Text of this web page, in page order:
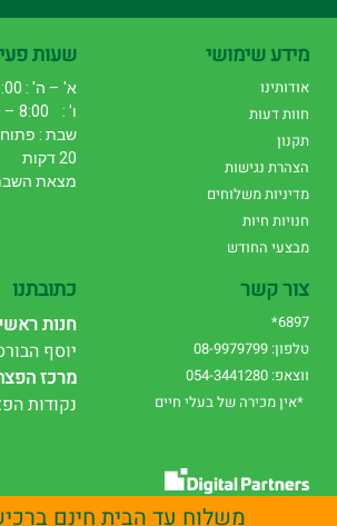
מידע שימושי
אודותינו
חוות דעות
תקנון
הצהרת נגישות
מדיניות משלוחים
חנויות חיות
מבצעי החודש
שעות
א' – ה' : 8:00 – 22:00
ו' : 8:00 – 15:00
שבת :
20 דקות
מצאת השבת
צור קשר
6897*
טלפון: 08-9979799
ווצאפ: 054-3441280
*אין מכירה של בעלי חיים
כתובתנו
חנות
יוסף הבורסקאי
מרכז
נקודות
|שיווק דיגיטלי
משלוח עד הבית חינם